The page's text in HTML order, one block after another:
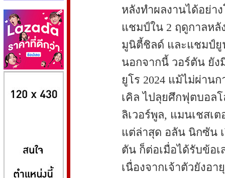
หลังทำผลงานได้อย่า
แชมป์ใน 2 ฤดูกาลห
มูนิตี้ชิลด์ และแชมป์ยู
นอกจากนี้ วอร์ตัน ยั
ยูโร 2024 แม้ไม่ผ่าน
เคิล ไปลุยศึกฟุตบอล
ลิเวอร์พูล, แมนเชสเ
แต่ล่าสุด อลัน นิกซัน
ตัน ก็ต่อเมื่อได้รับข้อ
เนื่องจากเจ้าตัวยังอ